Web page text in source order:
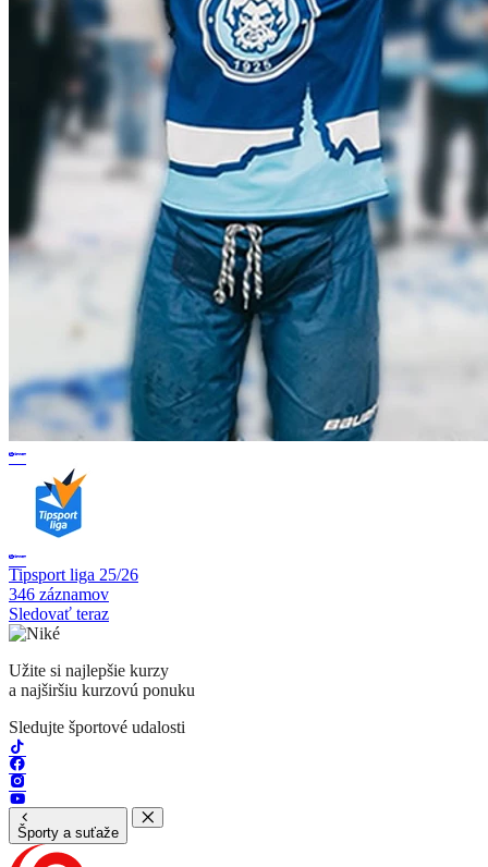
Tipsport liga 25/26
346 záznamov
Sledovať teraz
Užite si najlepšie kurzy
a najširšiu kurzovú ponuku
Sledujte športové udalosti
Športy a suťaže